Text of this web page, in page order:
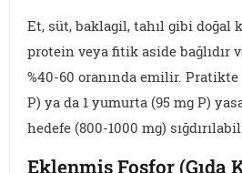
Et, süt, baklagil, tahıl gibi doğal
protein veya fitik aside bağlıdır
%40-60 oranında emilir. Pratikte
P) ya da 1 yumurta (95 mg P)
hedefe (800-1000 mg)
Eklenmiş Fosfor (Gıda